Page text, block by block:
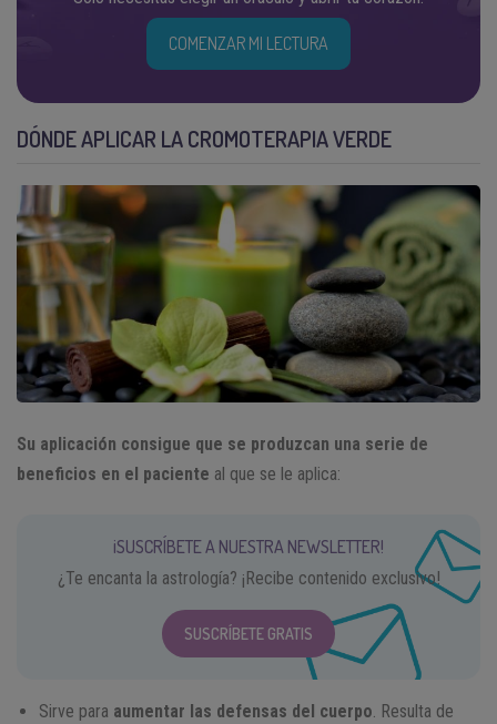
COMENZAR MI LECTURA
DÓNDE APLICAR LA CROMOTERAPIA VERDE
Su aplicación consigue que se produzcan una serie de
beneficios en el paciente al que se le aplica:
¡SUSCRÍBETE A NUESTRA NEWSLETTER!
¿Te encanta la astrología? ¡Recibe contenido exclusivo!
SUSCRÍBETE GRATIS
Sirve para aumentar las defensas del cuerpo. Resulta de